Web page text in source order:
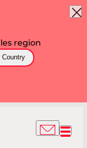
region
Country